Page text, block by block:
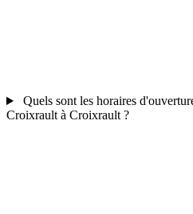
Quels sont les horaires
Croixrault à Croixrault ?